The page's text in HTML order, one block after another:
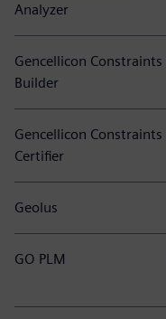
Analyzer
Gencellicon Constraints
Builder
Gencellicon Constraints
Certifier
Geolus
GO PLM